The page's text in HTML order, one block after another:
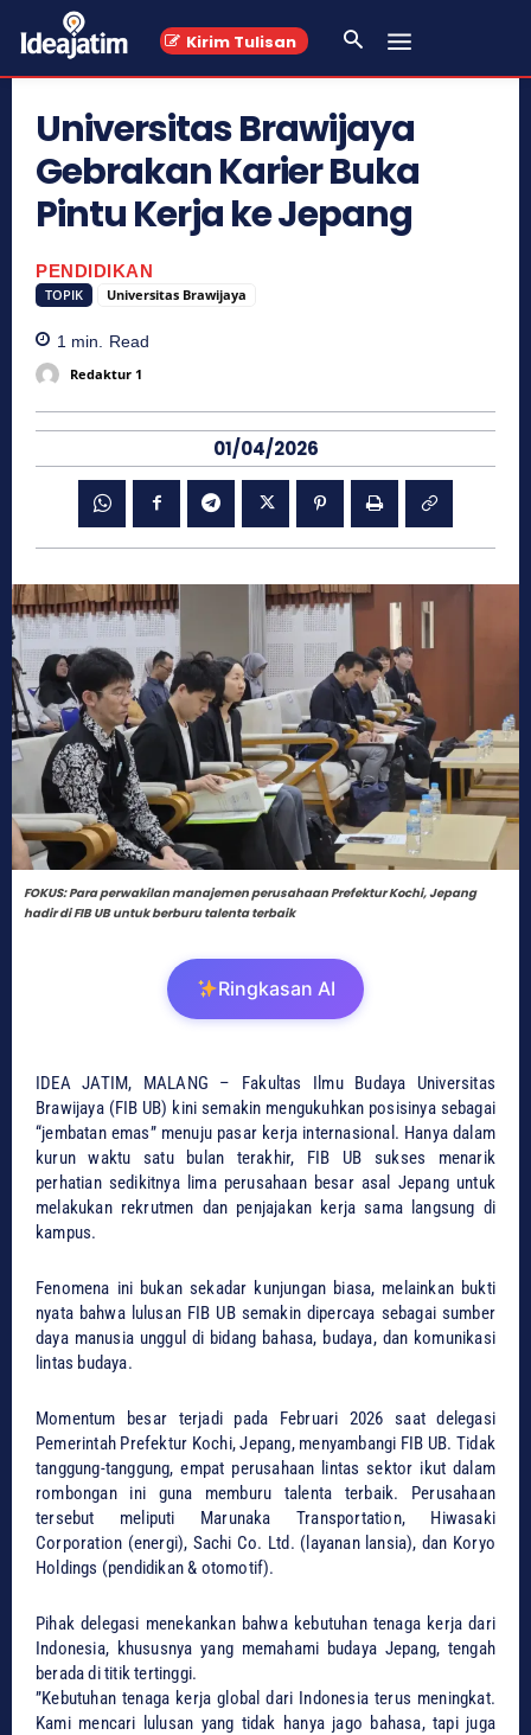
Kirim Tulisan
Universitas Brawijaya
Gebrakan Karier Buka
Pintu Kerja ke Jepang
PENDIDIKAN
TOPIK Universitas Brawijaya
1 min. Read
Redaktur 1
01/04/2026
FOKUS: Para perwakilan manajemen perusahaan Prefektur Kochi, Jepang
hadir di FIB UB untuk berburu talenta terbaik
Ringkasan AI
IDEA JATIM, MALANG – Fakultas Ilmu Budaya Universitas
Brawijaya (FIB UB) kini semakin mengukuhkan posisinya sebagai
“jembatan emas” menuju pasar kerja internasional. Hanya dalam
kurun waktu satu bulan terakhir, FIB UB sukses menarik
perhatian sedikitnya lima perusahaan besar asal Jepang untuk
melakukan rekrutmen dan penjajakan kerja sama langsung di
kampus.
​Fenomena ini bukan sekadar kunjungan biasa, melainkan bukti
nyata bahwa lulusan FIB UB semakin dipercaya sebagai sumber
daya manusia unggul di bidang bahasa, budaya, dan komunikasi
lintas budaya.
​Momentum besar terjadi pada Februari 2026 saat delegasi
Pemerintah Prefektur Kochi, Jepang, menyambangi FIB UB. Tidak
tanggung-tanggung, empat perusahaan lintas sektor ikut dalam
rombongan ini guna memburu talenta terbaik. Perusahaan
tersebut meliputi Marunaka Transportation, Hiwasaki
Corporation (energi), Sachi Co. Ltd. (layanan lansia), dan Koryo
Holdings (pendidikan & otomotif).
​Pihak delegasi menekankan bahwa kebutuhan tenaga kerja dari
Indonesia, khususnya yang memahami budaya Jepang, tengah
berada di titik tertinggi.
​”Kebutuhan tenaga kerja global dari Indonesia terus meningkat.
Kami mencari lulusan yang tidak hanya jago bahasa, tapi juga